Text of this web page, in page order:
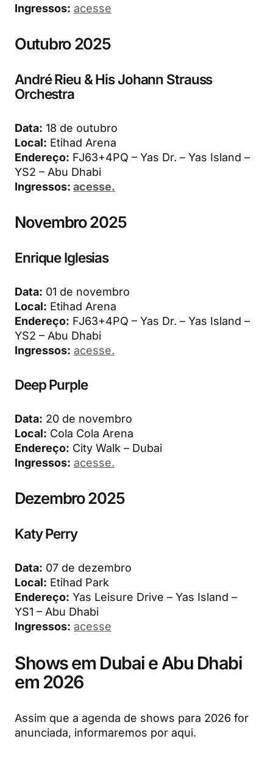
Ingressos: acesse
Outubro 2025
André Rieu & His Johann Strauss
Orchestra
Data: 18 de outubro
Local: Etihad Arena
Endereço: FJ63+4PQ – Yas Dr. – Yas Island –
YS2 – Abu Dhabi
Ingressos: acesse.
Novembro 2025
Enrique Iglesias
Data: 01 de novembro
Local: Etihad Arena
Endereço: FJ63+4PQ – Yas Dr. – Yas Island –
YS2 – Abu Dhabi
Ingressos: acesse.
Deep Purple
Data: 20 de novembro
Local: Cola Cola Arena
Endereço: City Walk – Dubai
Ingressos: acesse.
Dezembro 2025
Katy Perry
Data: 07 de dezembro
Local: Etihad Park
Endereço: Yas Leisure Drive – Yas Island –
YS1 – Abu Dhabi
Ingressos: acesse
Shows em Dubai e Abu Dhabi
em 2026
Assim que a agenda de shows para 2026 for
anunciada, informaremos por aqui.